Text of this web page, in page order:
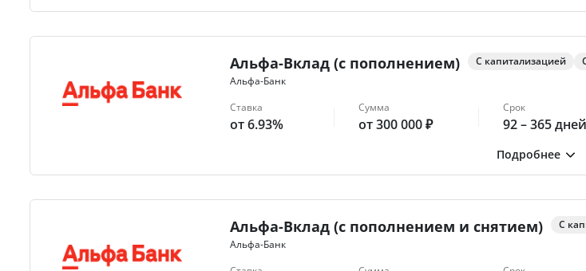
Альфа-Вклад (с пополнением)
Альфа-Банк
С капитализацией
Ставка
от 6.93%
Сумма
от 300 000 ₽
Срок
92 – 365 дней
Альфа-Вклад (с пополнением и снятием)
Альфа-Банк
С